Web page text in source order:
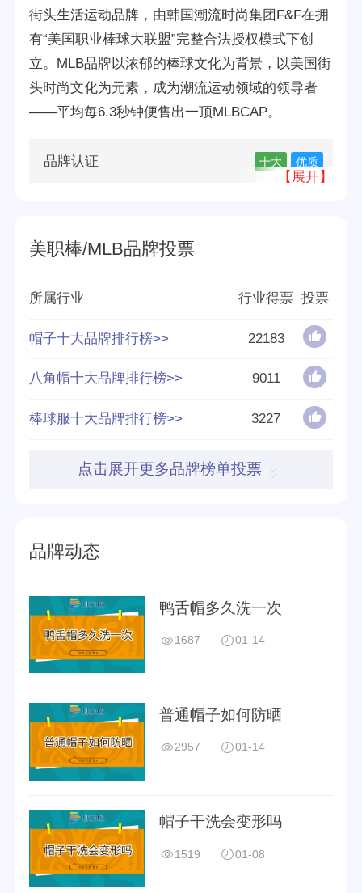
街头生活运动品牌，由韩国潮流时尚集团F&F在拥
有“美国职业棒球大联盟”完整合法授权模式下创
立。MLB品牌以浓郁的棒球文化为背景，以美国街
头时尚文化为元素，成为潮流运动领域的领导者
——平均每6.3秒钟便售出一顶MLBCAP。
品牌认证 十大 优质
品牌源地
创立时间 1997年
分享量 271
好评率 87%
参与榜单数 98个
得票数
【展开】
美职棒/MLB品牌投票
所属行业 行业得票 投票
帽子十大品牌排行榜>> 22183
八角帽十大品牌排行榜>> 9011
棒球服十大品牌排行榜>> 3227
点击展开更多品牌榜单投票
品牌动态
鸭舌帽多久洗一次
1687 01-14
普通帽子如何防晒
2957 01-14
帽子干洗会变形吗
1519 01-08